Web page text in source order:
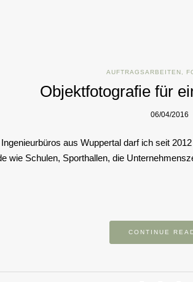
AUFTRAGSARBEITEN
Objektfotografie für
06/04/2016
aus Wuppertal darf ich seit
wie Schulen, Sporthallen, die
CONTINUE